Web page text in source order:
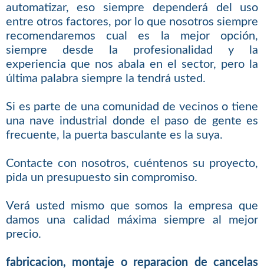
automatizar, eso siempre dependerá del uso
entre otros factores, por lo que nosotros siempre
recomendaremos cual es la mejor opción,
siempre desde la profesionalidad y la
experiencia que nos abala en el sector, pero la
última palabra siempre la tendrá usted.
Si es parte de una comunidad de vecinos o tiene
una nave industrial donde el paso de gente es
frecuente, la puerta basculante es la suya.
Contacte con nosotros, cuéntenos su proyecto,
pida un presupuesto sin compromiso.
Verá usted mismo que somos la empresa que
damos una calidad máxima siempre al mejor
precio.
fabricacion, montaje o reparacion de cancelas